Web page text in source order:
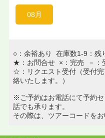
08月
○：余裕あり 在庫数1-9：残
★：お問合せ ×：完売 －：
☆：リクエスト受付（受付
絡いたします。）
※ご予約はお電話にて予約
話でも承ります。
その際は、ツアーコードをお